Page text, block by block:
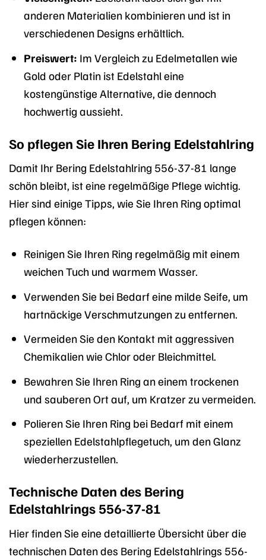
anderen Materialien kombinieren und ist in
verschiedenen Designs erhältlich.
Preiswert: Im Vergleich zu Edelmetallen wie
Gold oder Platin ist Edelstahl eine
kostengünstige Alternative, die dennoch
hochwertig aussieht.
So pflegen Sie Ihren Bering Edelstahlring
Damit Ihr Bering Edelstahlring 556-37-81 lange
schön bleibt, ist eine regelmäßige Pflege wichtig.
Hier sind einige Tipps, wie Sie Ihren Ring optimal
pflegen können:
Reinigen Sie Ihren Ring regelmäßig mit einem
weichen Tuch und warmem Wasser.
Verwenden Sie bei Bedarf eine milde Seife, um
hartnäckige Verschmutzungen zu entfernen.
Vermeiden Sie den Kontakt mit aggressiven
Chemikalien wie Chlor oder Bleichmittel.
Bewahren Sie Ihren Ring an einem trockenen
und sauberen Ort auf, um Kratzer zu vermeiden.
Polieren Sie Ihren Ring bei Bedarf mit einem
speziellen Edelstahlpflegetuch, um den Glanz
wiederherzustellen.
Technische Daten des Bering
Edelstahlrings 556-37-81
Hier finden Sie eine detaillierte Übersicht über die
technischen Daten des Bering Edelstahlrings 556-